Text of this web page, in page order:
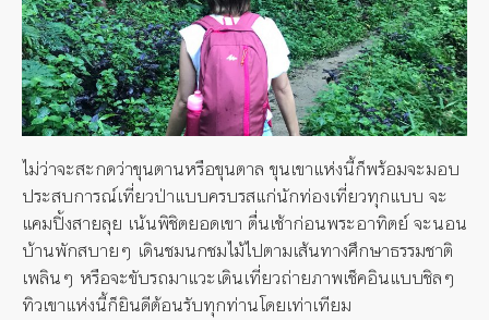
ไม่ว่าจะสะกดว่าขุนตานหรือขุนตาล ขุนเขาแห่งนี้ก็พร้อมจะมอบ
ประสบการณ์เที่ยวป่าแบบครบรสแก่นักท่องเที่ยวทุกแบบ จะ
แคมปิ้งสายลุย เน้นพิชิตยอดเขา ตื่นเช้าก่อนพระอาทิตย์ จะนอน
บ้านพักสบายๆ เดินชมนกชมไม้ไปตามเส้นทางศึกษาธรรมชาติ
เพลินๆ หรือจะขับรถมาแวะเดินเที่ยวถ่ายภาพเช็คอินแบบชิลๆ
ทิวเขาแห่งนี้ก็ยินดีต้อนรับทุกท่านโดยเท่าเทียม